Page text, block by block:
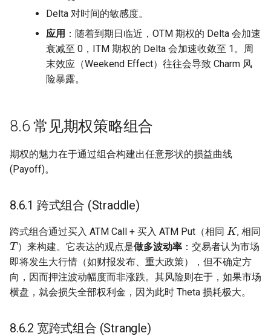
Delta 对时间的敏感度。
应用 ：随着到期日临近，OTM 期权的 Delta 会加速
衰减至 0，ITM 期权的 Delta 会加速收敛至 1。周
末效应（Weekend Effect）往往会导致 Charm 风
险暴露。
8.6 常见期权策略组合
期权的魅力在于通过组合构建出任意形状的损益曲线
(Payoff)。
8.6.1 跨式组合 (Straddle)
跨式组合通过买入 ATM Call + 买入 ATM Put（相同 , 相同
T
）来构建。它表达的观点是做多波动率 ：交易者认为市场
即将发生大行情（如财报发布、重大政策），但不确定方
向，因而押注波动幅度而非涨跌。其风险则在于，如果市场
横盘，就会损失全部权利金，因为此时 Theta 损耗极大。
8.6.2 宽跨式组合 (Strangle)